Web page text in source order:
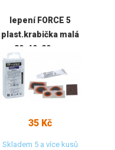
lepení FORCE 5
plast.krabička malá
80x40x20mm
35 Kč
Skladem 5 a více kusů